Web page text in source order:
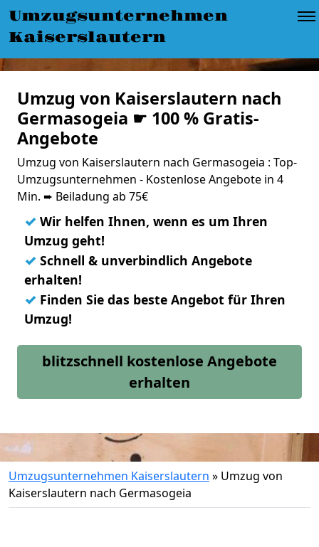
Umzugsunternehmen
Kaiserslautern
Umzug von Kaiserslautern nach
Germasogeia ☛ 100 % Gratis-
Angebote
Umzug von Kaiserslautern nach Germasogeia : Top-
Umzugsunternehmen - Kostenlose Angebote in 4
Min. ➨ Beiladung ab 75€
✓ Wir helfen Ihnen, wenn es um Ihren
Umzug geht!
✓ Schnell & unverbindlich Angebote
erhalten!
✓ Finden Sie das beste Angebot für Ihren
Umzug!
blitzschnell kostenlose Angebote
erhalten
Umzugsunternehmen Kaiserslautern » Umzug von
Kaiserslautern nach Germasogeia